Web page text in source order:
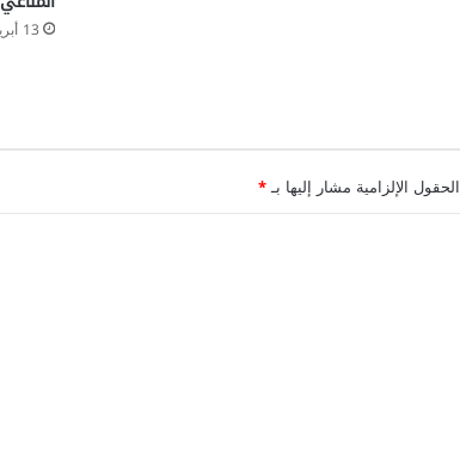
13 أبريل 2012
الحقول الإلزامية مشار إليها بـ*